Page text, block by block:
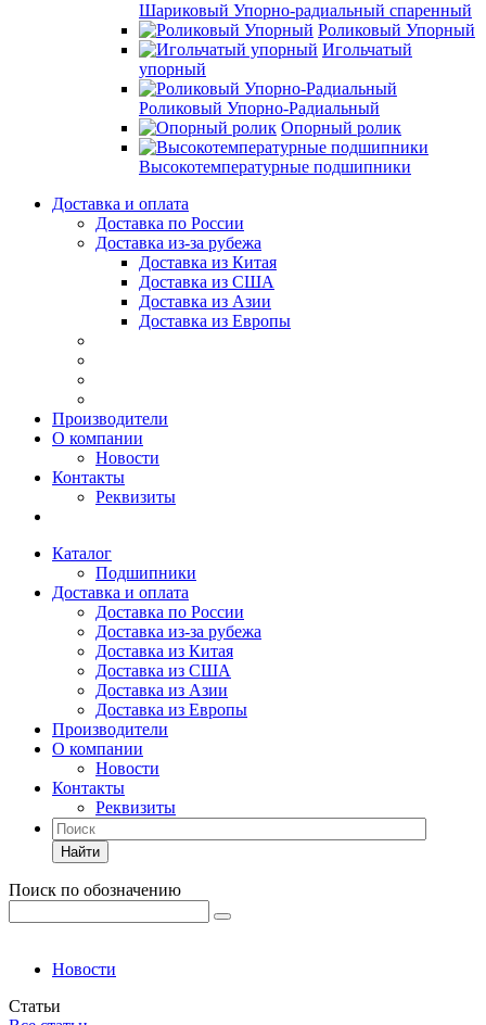
Шариковый Упорно-радиальный спаренный
Роликовый Упорный
Игольчатый
упорный
Роликовый Упорно-Радиальный
Опорный ролик
Высокотемпературные подшипники
Доставка и оплата
Доставка по России
Доставка из-за рубежа
Доставка из Китая
Доставка из США
Доставка из Азии
Доставка из Европы
Производители
О компании
Новости
Контакты
Реквизиты
Каталог
Подшипники
Доставка и оплата
Доставка по России
Доставка из-за рубежа
Доставка из Китая
Доставка из США
Доставка из Азии
Доставка из Европы
Производители
О компании
Новости
Контакты
Реквизиты
Найти
Поиск по обозначению
Новости
Статьи